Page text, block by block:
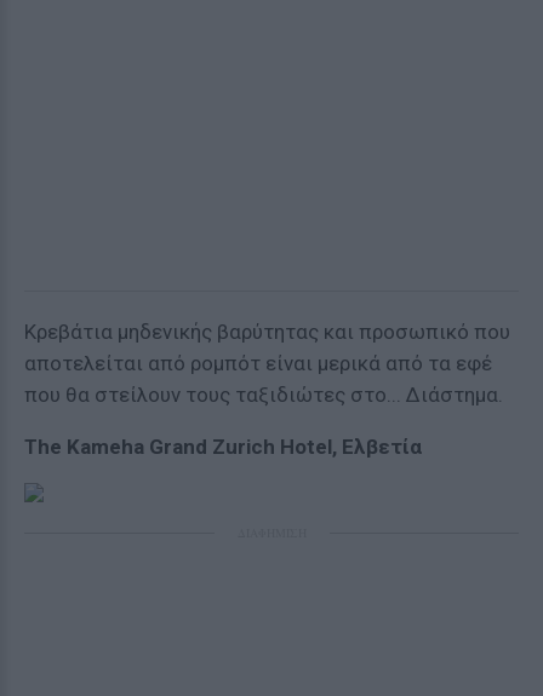
Κρεβάτια μηδενικής βαρύτητας και προσωπικό που
αποτελείται από ρομπότ είναι μερικά από τα εφέ
που θα στείλουν τους ταξιδιώτες στο... Διάστημα.
The Kameha Grand Zurich Hotel, Ελβετία